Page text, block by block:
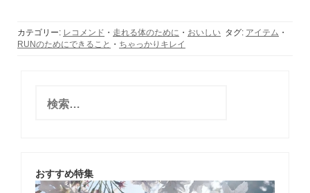
カテゴリー: レコメンド ・ 走れる体のために ・ おいしい タグ: アイテム ・
RUNのためにできること ・ ちゃっかりキレイ
おすすめ特集